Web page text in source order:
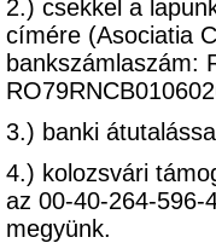
2.) csekkel a
címére (Asociatia
bankszámlaszám:
3.) banki
4.) kolozsvári
az 00-40-264-596-
megyünk.